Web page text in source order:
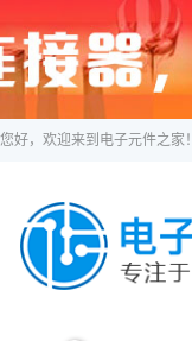
您好，欢迎来到电子元件之家！